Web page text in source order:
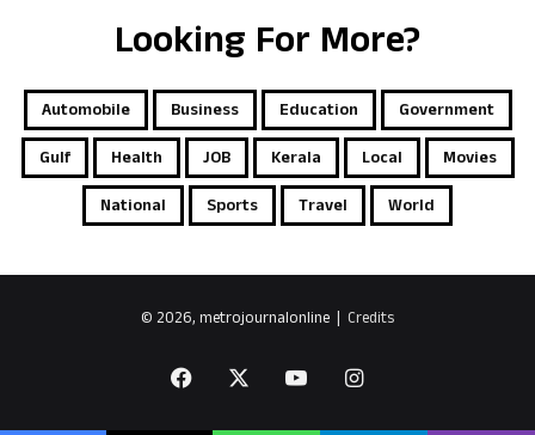
Looking For More?
Automobile Business Education
Government
Gulf
Health JOB Kerala Local
Movies
National
Sports Travel World
© 2026, metrojournalonline | Credits
Facebook YouTubeInstagram